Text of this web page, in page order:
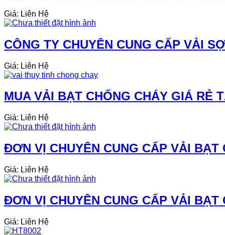
Giá: Liên Hệ
CÔNG TY CHUYÊN CUNG CẤP VẢI
Giá: Liên Hệ
MUA VẢI BẠT CHỐNG CHÁY GIÁ RẺ
Giá: Liên Hệ
ĐƠN VỊ CHUYÊN CUNG CẤP VẢI
Giá: Liên Hệ
ĐƠN VỊ CHUYÊN CUNG CẤP VẢI
Giá: Liên Hệ